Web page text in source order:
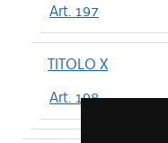
Art. 197
TITOLO X
Art. 198